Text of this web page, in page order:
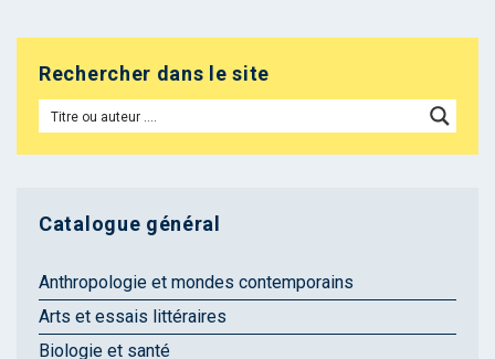
Rechercher dans le site
Catalogue général
Anthropologie et mondes contemporains
Arts et essais littéraires
Biologie et santé